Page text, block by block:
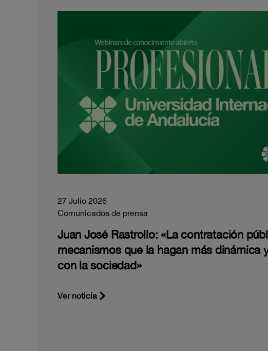
27 Julio 2026
Comunicados de prensa
Juan José Rastrollo: «La contratación
mecanismos que la hagan más dinámica
con la sociedad»
Ver noticia